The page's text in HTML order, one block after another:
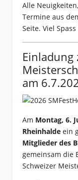
Alle
Termine aus
Seite. Viel
Einladung
am
Am Montag, 6.
Rheinhalde ein
Mitglieder des
gemeinsam die
Schweizer